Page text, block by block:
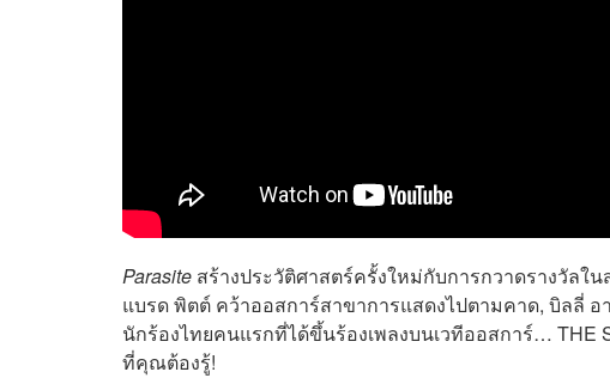
Parasite สร้างประวัติศาสตร์ครั้งใหม่กับการกวาดรางวัลใ
แบรด พิตต์ คว้าออสการ์สาขาการแสดงไปตามคาด, บิลลี่
นักร้องไทยคนแรกที่ได้ขึ้นร้องเพลงบนเวทีออสการ์… THE
ที่คุณต้องรู้!